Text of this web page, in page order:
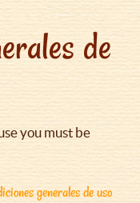
de
you must be
generales de uso